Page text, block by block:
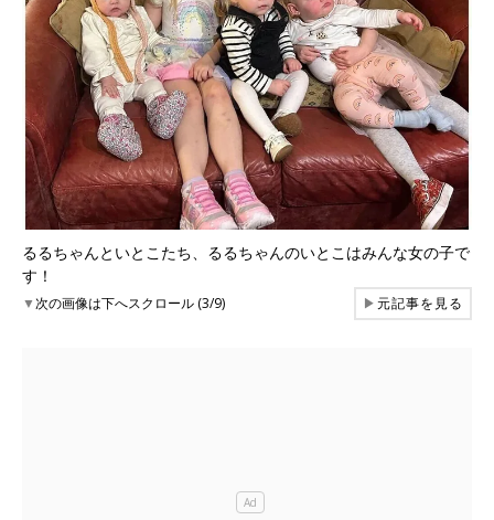
るるちゃんといとこたち、るるちゃんのいとこはみんな女の子で
す！
▼次の画像は下へスクロール (3/9) ▶元記事を見る